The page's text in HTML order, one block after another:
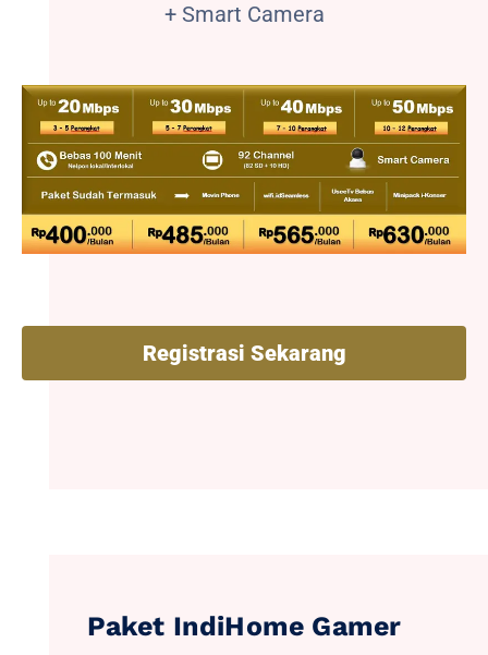
+ Smart Camera
Registrasi Sekarang
Paket IndiHome Gamer